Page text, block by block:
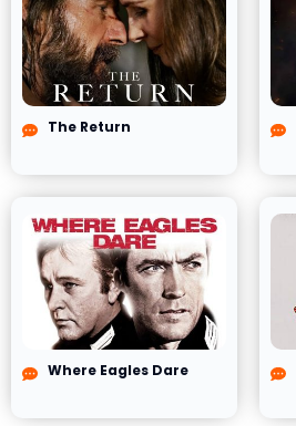
The Return
Where Eagles Dare